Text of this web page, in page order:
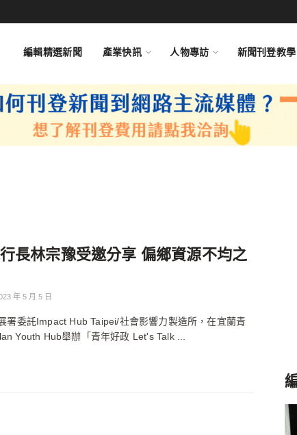
編輯精選新聞 產業快訊 人物專訪 新聞刊登教學
長林宗豫受邀分享 偏鄉資源不均之
年 5 月 5 日
署委託Impact Hub Taipei/社會影響力製造所，在宜蘭青
Youth Hub舉辦「青年好政 Let's Talk ...